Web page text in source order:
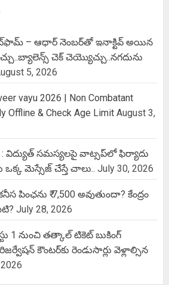
– ఆధార్ నెంబర్‌తో ఇనాక్టివ్ అయిన
చెక్ చెయ్యొచ్చు..నగదును
5, 2026
vayu 2026 | Non Combatant
Offline & Check Age Limit August 3,
: విద్యుత్ సమస్యలపై వాట్సప్‌లో ఫిర్యాదు
మెస్సేజ్ చేస్తే చాలు.. July 30, 2026
పింఛను ₹ 7,500 అవుతుందా? కేంద్రం
July 28, 2026
1 నుంచి తత్కాల్‌ టికెట్‌ బుకింగ్‌
కౌంటర్‌కు రెండుసార్లు వెళ్లాల్సిన